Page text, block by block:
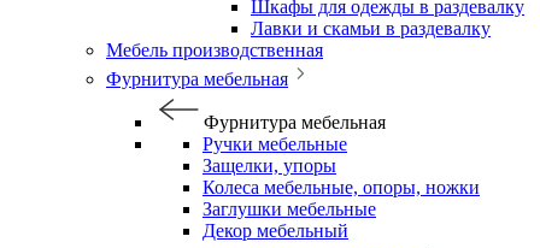
Шкафы для одежды в раздевалку
Лавки и скамьи в раздевалку
Мебель производственная
Фурнитура мебельная
Фурнитура мебельная
Ручки мебельные
Защелки, упоры
Колеса мебельные, опоры, ножки
Заглушки мебельные
Декор мебельный